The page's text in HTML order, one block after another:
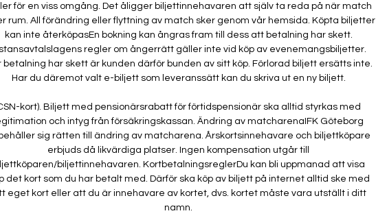
för en viss omgång. Det åligger biljettinnehavaren att själv ta reda på när match
rum. All förändring eller flyttning av match sker genom vår hemsida. Köpta biljetter
kan inte återköpasEn bokning kan ångras fram till dess att betalning har skett.
regler om ångerrätt gäller inte vid köp av evenemangsbiljetter.
betalning har skett är kunden därför bunden av sitt köp. Förlorad biljett ersätts inte.
Har du däremot valt e-biljett som leveranssätt kan du skriva ut en ny biljett.
kort). Biljett med pensionärsrabatt för förtidspensionär ska alltid styrkas med
och intyg från försäkringskassan. Ändring av matcharenaIFK Göteborg
sig rätten till ändring av matcharena. Årskortsinnehavare och biljettköpare
erbjuds då likvärdiga platser. Ingen kompensation utgår till
biljettinnehavaren. KortbetalningsreglerDu kan bli uppmanad att visa
det kort som du har betalt med. Därför ska köp av biljett på internet alltid ske med
eget kort eller att du är innehavare av kortet, dvs. kortet måste vara utställt i ditt
namn.